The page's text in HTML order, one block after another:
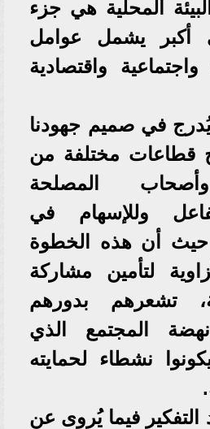
البيئة المحلية هي جزء
أكبر يشمل عوامل
واقتصادية
يُدرج في صميم جهودنا
قطاعات مختلفة من
وأصحاب المصلحة
وللإسهام في
حيث أن هذه الخطوة
لتأمين مشاركة
تشعرهم بدورهم
المجتمع الذي
نشطاء لحمايته
التفكير فيما يُروى عن